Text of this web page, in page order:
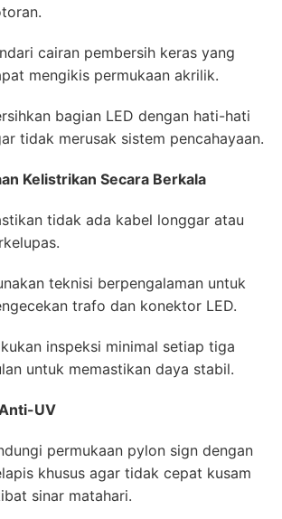
cairan pembersih keras yang
mengikis permukaan akrilik.
bagian LED dengan hati-hati
tidak merusak sistem pencahayaan.
Kelistrikan Secara Berkala
tidak ada kabel longgar atau
teknisi berpengalaman untuk
trafo dan konektor LED.
inspeksi minimal setiap tiga
untuk memastikan daya stabil.
UV
permukaan pylon sign dengan
khusus agar tidak cepat kusam
sinar matahari.